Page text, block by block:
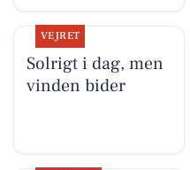
VEJRET
Solrigt i dag, men
vinden bider